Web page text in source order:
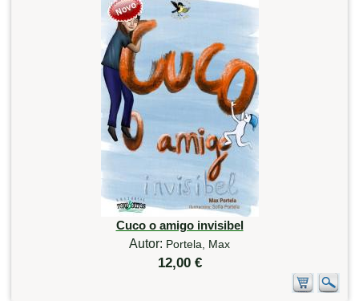
Cuco o amigo invisibel
Autor: Portela, Max
12,00 €